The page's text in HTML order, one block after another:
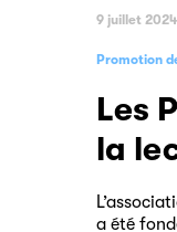
9 juillet 2024
Promotion
Les Petits champions de
la
a été